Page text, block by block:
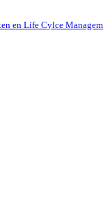
en Life Cylce